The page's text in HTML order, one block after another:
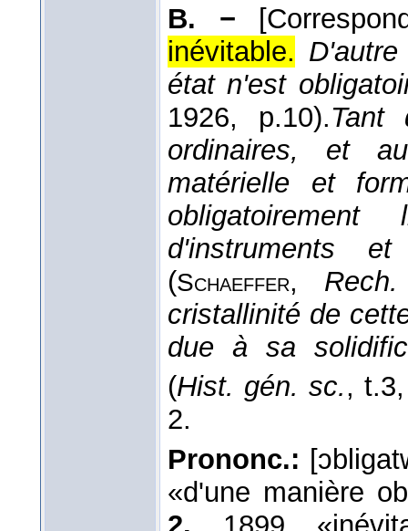
B. −
inévitable.
état n'est
1926, p.10).Tant
ordinaires, et
matérielle et
d'instruments
(Schaeffer,
cristallinité de
due à sa
(Hist. gén. sc.,
2.
Prononc.:
«d'une manière